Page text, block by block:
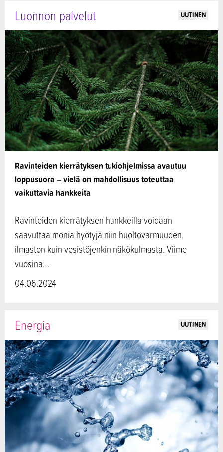
Ravinteiden kierrätyksen tukiohjelmissa avautuu
loppusuora – vielä on mahdollisuus toteuttaa
vaikuttavia hankkeita
Luonnon palvelut UUTINEN
Ravinteiden kierrätyksen hankkeilla voidaan
saavuttaa monia hyötyjä niin huoltovarmuuden,
ilmaston kuin vesistöjenkin näkökulmasta. Viime
vuosina…
04.06.2024
Energia UUTINEN